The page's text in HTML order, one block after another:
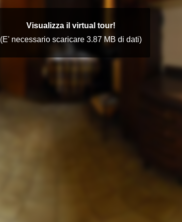
Visualizza il virtual tour!
(E' necessario scaricare 3.87 MB di dati)